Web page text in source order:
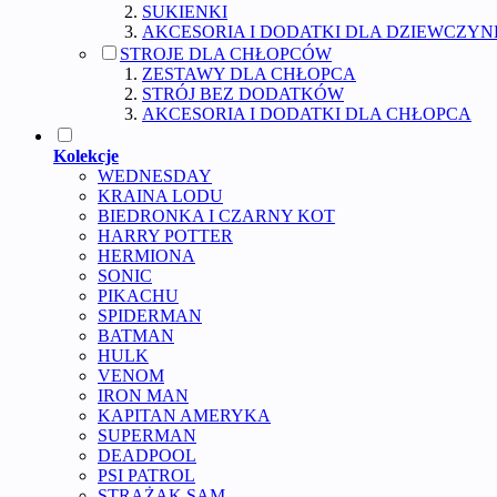
SUKIENKI
AKCESORIA I DODATKI DLA
STROJE DLA CHŁOPCÓW
ZESTAWY DLA CHŁOPCA
STRÓJ BEZ DODATKÓW
AKCESORIA I DODATKI DLA CHŁOPCA
Kolekcje
WEDNESDAY
KRAINA LODU
BIEDRONKA I CZARNY KOT
HARRY POTTER
HERMIONA
SONIC
PIKACHU
SPIDERMAN
BATMAN
HULK
VENOM
IRON MAN
KAPITAN AMERYKA
SUPERMAN
DEADPOOL
PSI PATROL